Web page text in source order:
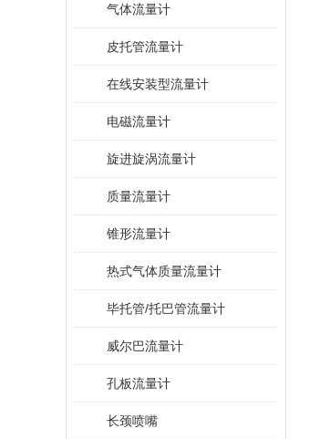
气体流量计
皮托管流量计
在线安装型流量计
电磁流量计
旋进旋涡流量计
质量流量计
锥形流量计
热式气体质量流量计
毕托管/托巴管流量计
威尔巴流量计
孔板流量计
长颈喷嘴